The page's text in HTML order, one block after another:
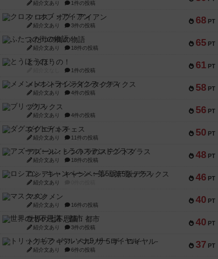
紹介文あり 1件の投稿
68 PT
クロス・オブ・アイアン
紹介文あり 3件の投稿
65 PT
ふたつの街の物語
紹介文あり 18件の投稿
61 PT
とうほうの！
1件の投稿
58 PT
メメントオンラインタクティクス
紹介文あり 4件の投稿
56 PT
ブリックス
紹介文あり 4件の投稿
50 PT
ダグエイトチェス
紹介文あり 11件の投稿
48 PT
アズール：シントラのステンドグラス
紹介文あり 18件の投稿
46 PT
ロシアン・キャンペーン：第5版デラックス
紹介文あり
40 PT
マスクメン
紹介文あり 16件の投稿
40 PT
世界の七不思議：都市
紹介文あり 3件の投稿
37 PT
トリックギア - ペルソナ5 ザ・ロイヤル-
紹介文あり 6件の投稿